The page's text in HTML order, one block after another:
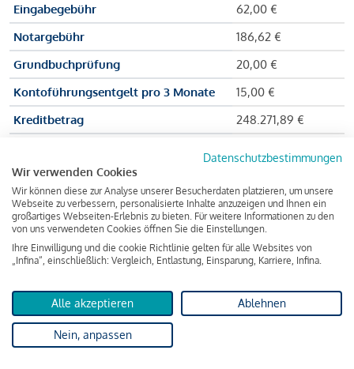
Eingabegebühr
62,00 €
Notargebühr
186,62 €
Grundbuchprüfung
20,00 €
Kontoführungsentgelt pro 3 Monate
15,00 €
Kreditbetrag
248.271,89 €
Zu zahlender Gesamtbetrag
Kreditvermittler
INFINA Credit
Broker GmbH
von 237.000 Euro ausgezahlt, um die Wohnung zu kaufen.
Darüber hinaus fallen aber noch einige Gebühren an (z. B. die
Grundbucheintragungsgebühr), sodass die Bank den
Datenschutzbestimmungen
Wir verwenden Cookies
Wir können diese zur Analyse unserer Besucherdaten platzieren, um unsere
Webseite zu verbessern, personalisierte Inhalte anzuzeigen und Ihnen ein
großartiges Webseiten-Erlebnis zu bieten. Für weitere Informationen zu den
von uns verwendeten Cookies öffnen Sie die Einstellungen.
Ihre Einwilligung und die cookie Richtlinie gelten für alle Websites von
„Infina“, einschließlich: Vergleich, Entlastung, Einsparung, Karriere, Infina.
Alle akzeptieren Ablehnen
Nein, anpassen